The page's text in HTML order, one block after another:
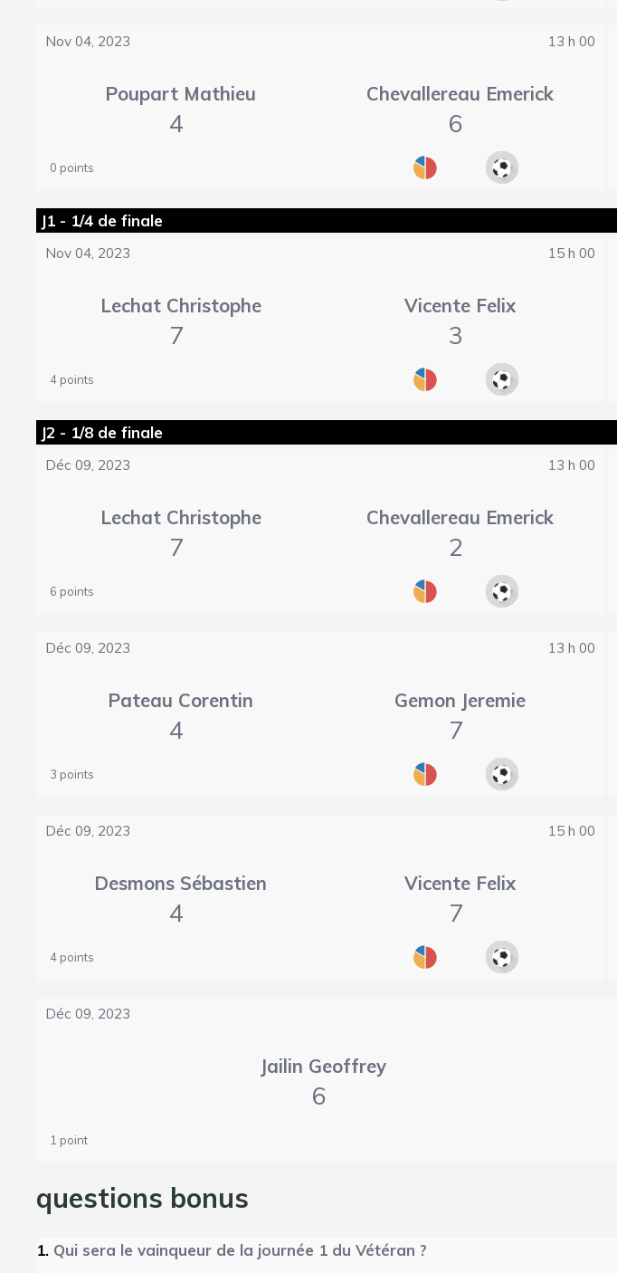
Nov 04, 2023 13 h 00
Poupart Mathieu Chevallereau Emerick
4 6
0 points
J1 - 1/4 de finale
Nov 04, 2023 15 h 00
Lechat Christophe Vicente Felix
7 3
4 points
J2 - 1/8 de finale
Déc 09, 2023 13 h 00
Lechat Christophe Chevallereau Emerick
7 2
6 points
Déc 09, 2023 13 h 00
Pateau Corentin Gemon Jeremie
4 7
3 points
Déc 09, 2023 15 h 00
Desmons Sébastien Vicente Felix
4 7
4 points
Déc 09, 2023
Jailin Geoffrey
6
1 point
questions bonus
1. Qui sera le vainqueur de la journée 1 du Vétéran ?